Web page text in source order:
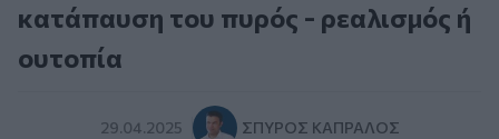
κατάπαυση του πυρός - ρεαλισμός ή
ουτοπία
29.04.2025 ΣΠΎΡΟΣ ΚΑΠΡΆΛΟΣ